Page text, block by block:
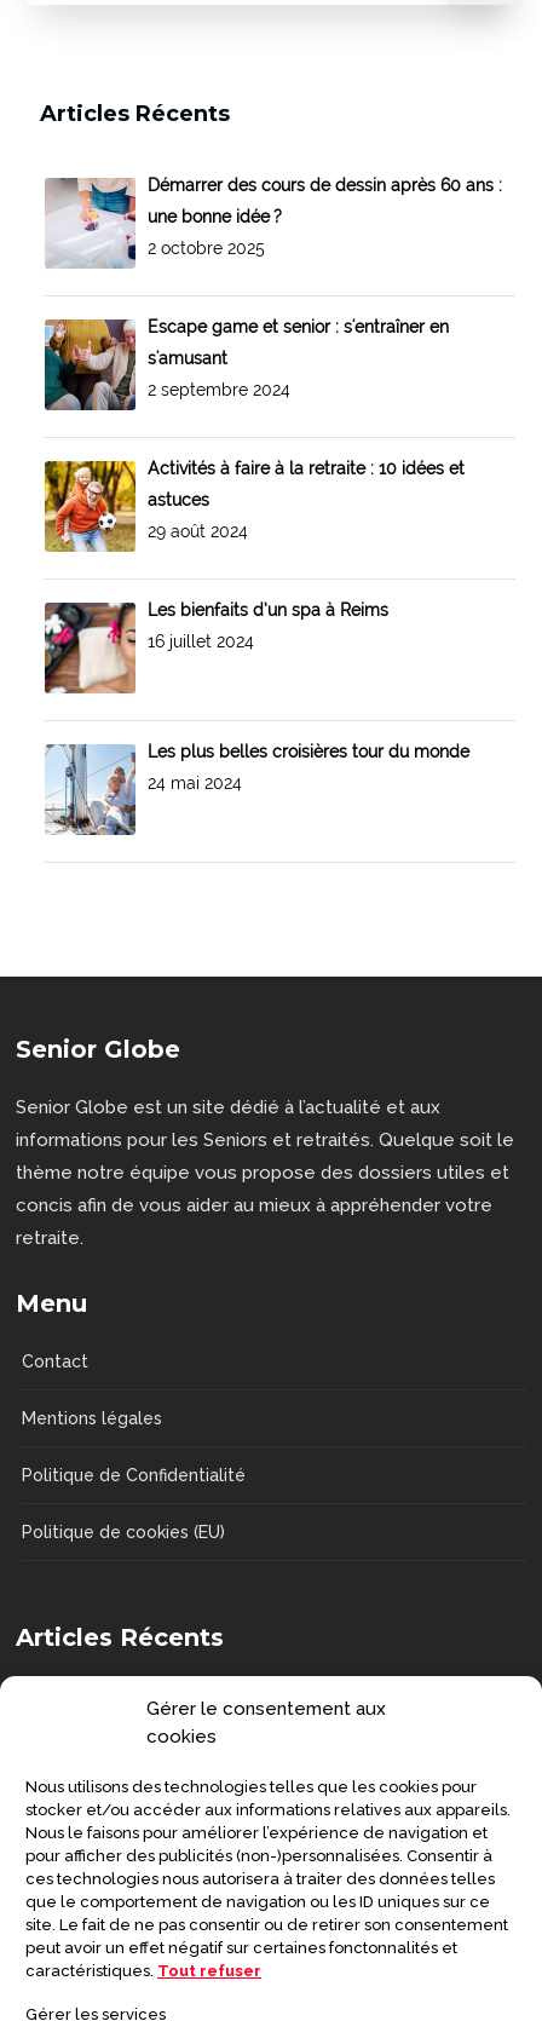
Gérer le consentement aux
cookies
Nous utilisons des technologies telles que les cookies pour
stocker et/ou accéder aux informations relatives aux appareils.
Nous le faisons pour améliorer l’expérience de navigation et
pour afficher des publicités (non-)personnalisées. Consentir à
ces technologies nous autorisera à traiter des données telles
que le comportement de navigation ou les ID uniques sur ce
site. Le fait de ne pas consentir ou de retirer son consentement
peut avoir un effet négatif sur certaines fonctonnalités et
caractéristiques. Tout refuser
Gérer les services
Articles Récents
Démarrer des cours de dessin après 60 ans :
une bonne idée ?
2 octobre 2025
Escape game et senior : s'entraîner en
s'amusant
2 septembre 2024
Activités à faire à la retraite : 10 idées et
astuces
29 août 2024
Les bienfaits d’un spa à Reims
16 juillet 2024
Les plus belles croisières tour du monde
24 mai 2024
Senior Globe
Senior Globe est un site dédié à l’actualité et aux
informations pour les Seniors et retraités. Quelque soit le
thème notre équipe vous propose des dossiers utiles et
concis afin de vous aider au mieux à appréhender votre
retraite.
Menu
Contact
Mentions légales
Politique de Confidentialité
Politique de cookies (EU)
Articles Récents
Senior : prévenir la grippe et préserver
sa santé
SANTÉ
Symptômes de la maladie de
Creutzfeldt-Jakob